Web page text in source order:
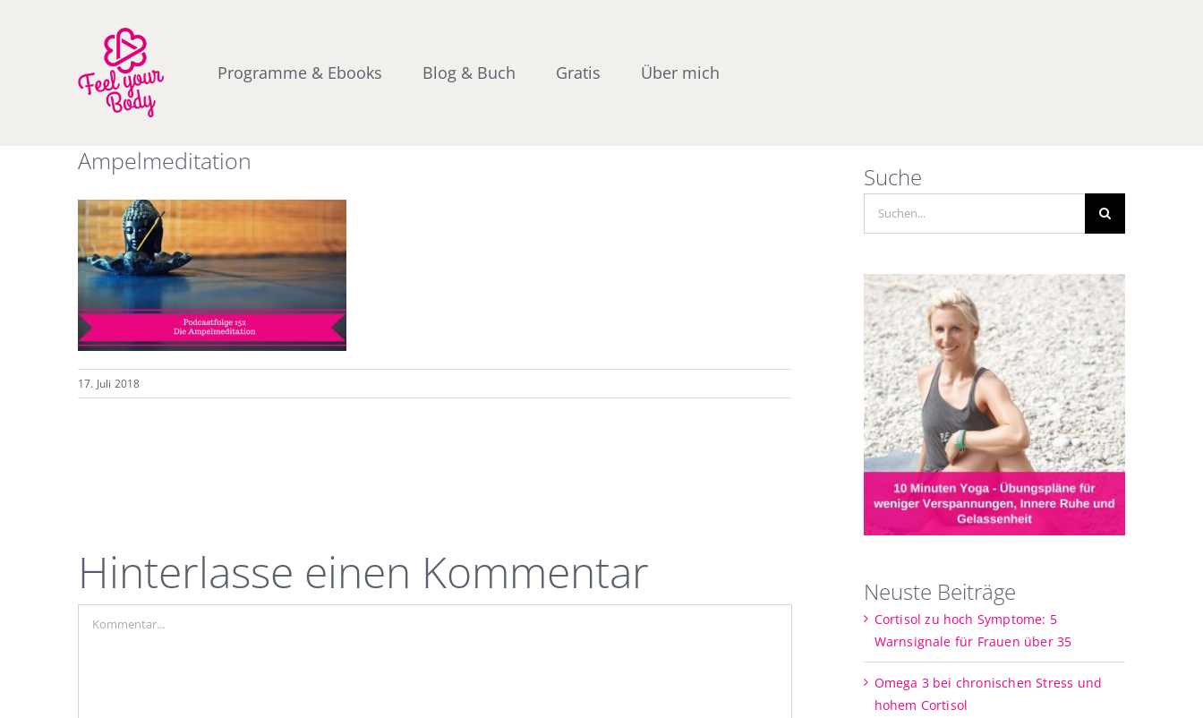
Programme & Ebooks Blog & Buch Gratis Über mich
Ampelmeditation
17. Juli 2018
Hinterlasse einen Kommentar
Suche
Neuste Beiträge
Cortisol zu hoch Symptome: 5
Warnsignale für Frauen über 35
Omega 3 bei chronischen Stress und
hohem Cortisol